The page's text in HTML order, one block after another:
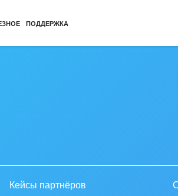
ПОДДЕРЖКА
Кейсы партнёров